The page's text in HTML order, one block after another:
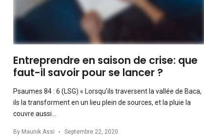
Entreprendre en saison de crise: que
faut-il savoir pour se lancer ?
Psaumes 84 : 6 (LSG) « Lorsqu’ils traversent la vallée de Baca,
ils la transforment en un lieu plein de sources, et la pluie la
couvre aussi…
By Maunik Assi Septembre 22, 2020